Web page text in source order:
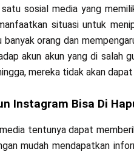
sosial media yang
situasi untuk
banyak orang dan
akun akun yang di salah
mereka tidak akan
Instagram Bisa Di
tentunya dapat
mudah mendapatkan